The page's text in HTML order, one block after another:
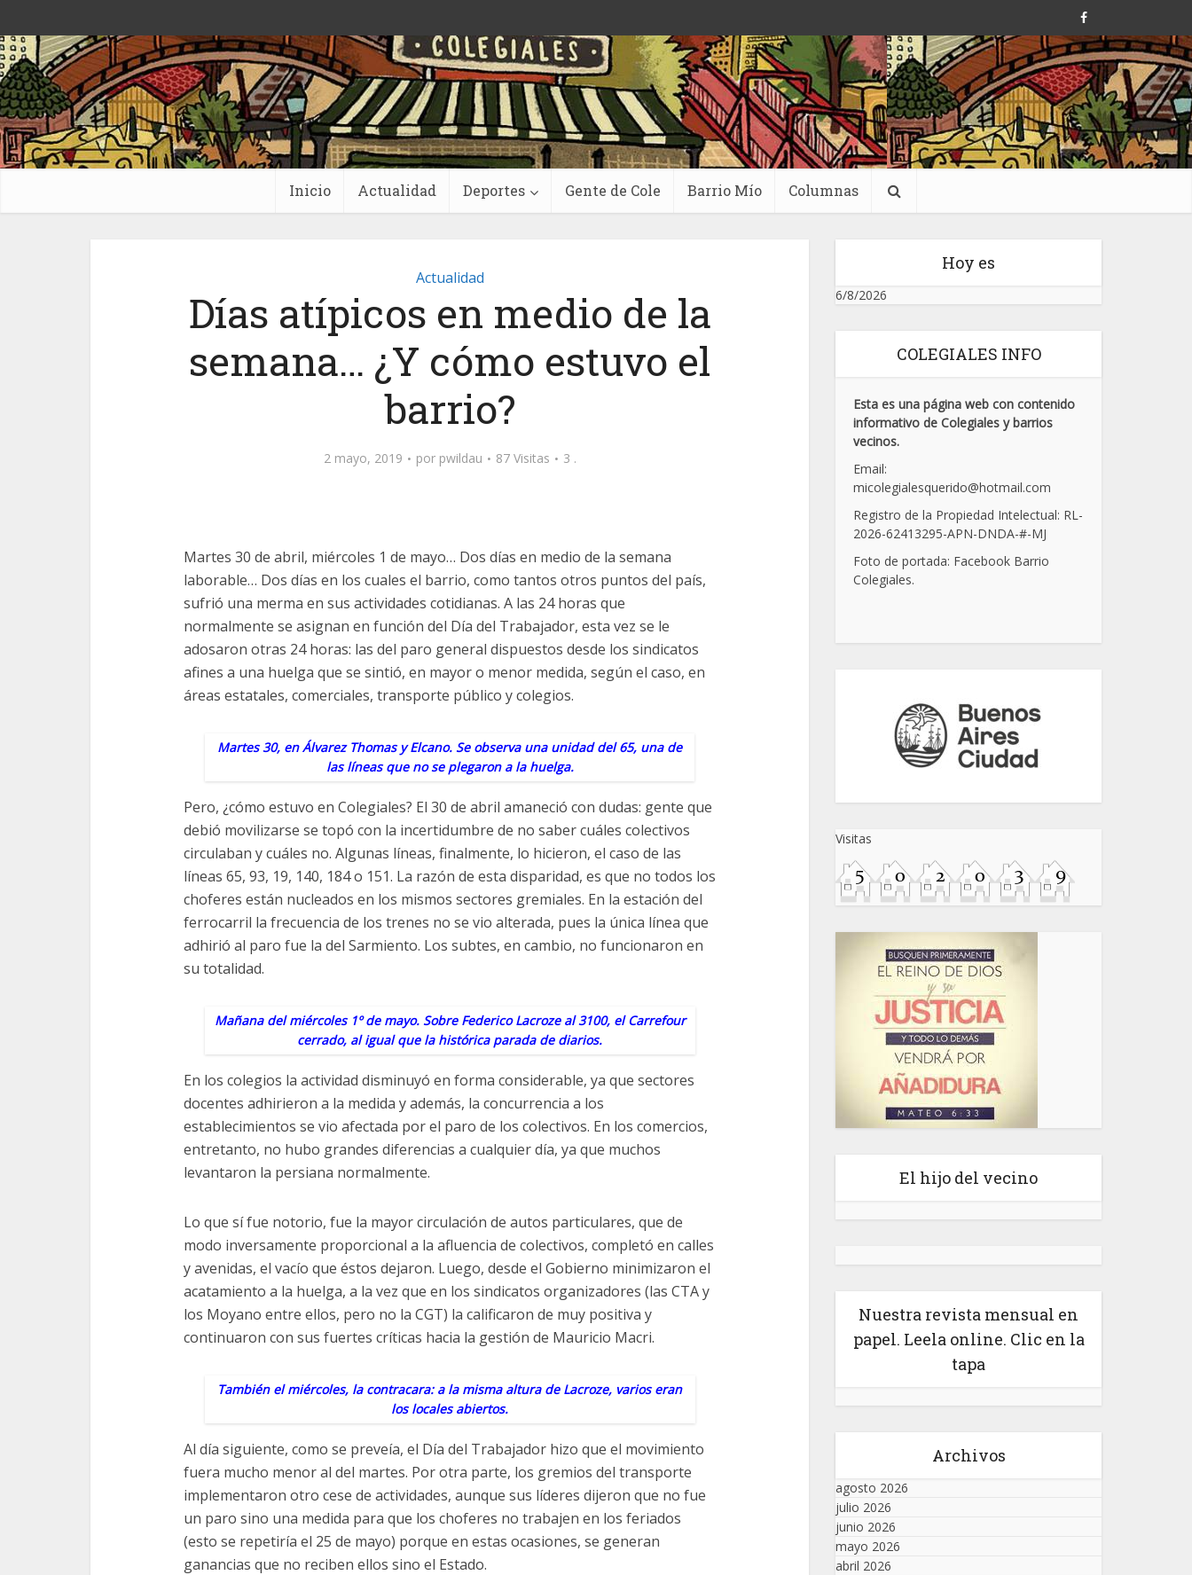
Inicio Actualidad Deportes Gente de Cole Barrio Mío Columnas
Actualidad
Días atípicos en medio de la
semana… ¿Y cómo estuvo el
barrio?
2 mayo, 2019 por pwildau 87 Visitas 3 .
Martes 30 de abril, miércoles 1 de mayo… Dos días en medio de la semana
laborable… Dos días en los cuales el barrio, como tantos otros puntos del país,
sufrió una merma en sus actividades cotidianas. A las 24 horas que
normalmente se asignan en función del Día del Trabajador, esta vez se le
adosaron otras 24 horas: las del paro general dispuestos desde los sindicatos
afines a una huelga que se sintió, en mayor o menor medida, según el caso, en
áreas estatales, comerciales, transporte público y colegios.
Martes 30, en Álvarez Thomas y Elcano. Se observa una unidad del 65, una de
las líneas que no se plegaron a la huelga.
Pero, ¿cómo estuvo en Colegiales? El 30 de abril amaneció con dudas: gente que
debió movilizarse se topó con la incertidumbre de no saber cuáles colectivos
circulaban y cuáles no. Algunas líneas, finalmente, lo hicieron, el caso de las
líneas 65, 93, 19, 140, 184 o 151. La razón de esta disparidad, es que no todos los
choferes están nucleados en los mismos sectores gremiales. En la estación del
ferrocarril la frecuencia de los trenes no se vio alterada, pues la única línea que
adhirió al paro fue la del Sarmiento. Los subtes, en cambio, no funcionaron en
su totalidad.
Mañana del miércoles 1º de mayo. Sobre Federico Lacroze al 3100, el Carrefour
cerrado, al igual que la histórica parada de diarios.
En los colegios la actividad disminuyó en forma considerable, ya que sectores
docentes adhirieron a la medida y además, la concurrencia a los
establecimientos se vio afectada por el paro de los colectivos. En los comercios,
entretanto, no hubo grandes diferencias a cualquier día, ya que muchos
levantaron la persiana normalmente.
Lo que sí fue notorio, fue la mayor circulación de autos particulares, que de
modo inversamente proporcional a la afluencia de colectivos, completó en calles
y avenidas, el vacío que éstos dejaron. Luego, desde el Gobierno minimizaron el
acatamiento a la huelga, a la vez que en los sindicatos organizadores (las CTA y
los Moyano entre ellos, pero no la CGT) la calificaron de muy positiva y
continuaron con sus fuertes críticas hacia la gestión de Mauricio Macri.
También el miércoles, la contracara: a la misma altura de Lacroze, varios eran
los locales abiertos.
Al día siguiente, como se preveía, el Día del Trabajador hizo que el movimiento
fuera mucho menor al del martes. Por otra parte, los gremios del transporte
implementaron otro cese de actividades, aunque sus líderes dijeron que no fue
un paro sino una medida para que los choferes no trabajen en los feriados
(esto se repetiría el 25 de mayo) porque en estas ocasiones, se generan
ganancias que no reciben ellos sino el Estado.
Hoy es
6/8/2026
COLEGIALES INFO
Esta es una página web con contenido
informativo de Colegiales y barrios
vecinos.
Email:
micolegialesquerido@hotmail.com
Registro de la Propiedad Intelectual: RL-
2026-62413295-APN-DNDA-#-MJ
Foto de portada: Facebook Barrio
Colegiales.
Visitas
El hijo del vecino
Nuestra revista mensual en
papel. Leela online. Clic en la
tapa
Archivos
agosto 2026
julio 2026
junio 2026
mayo 2026
abril 2026